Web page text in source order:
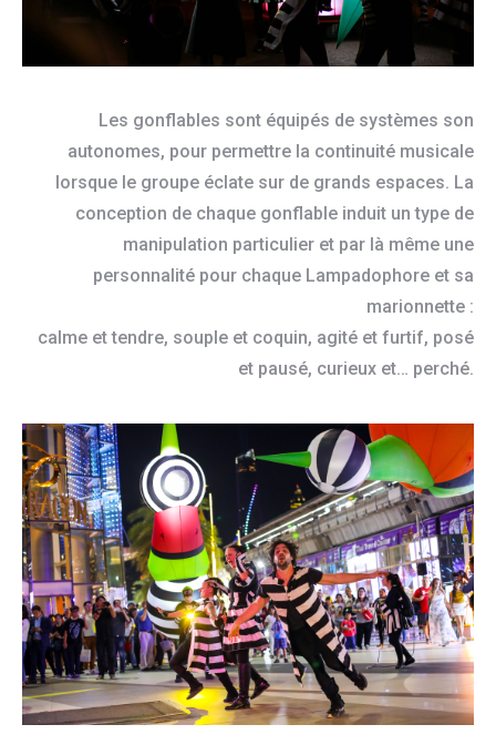
Les gonflables sont équipés de systèmes son
autonomes, pour permettre la continuité musicale
lorsque le groupe éclate sur de grands espaces. La
conception de chaque gonflable induit un type de
manipulation particulier et par là même une
personnalité pour chaque Lampadophore et sa
marionnette :
calme et tendre, souple et coquin, agité et furtif, posé
et pausé, curieux et… perché.